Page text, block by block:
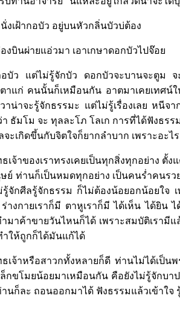
งเฝ้ากอบัว อยู่บนหัวกลิ่นบัวบ่ต้อง
งบินผ่ายแอ่วมา เอาเกษาดอกบัวไปจ๊อย
บัว แต่ไม่รู้จักบัว ดอกบัวจะบานจะตูม จ
าแก่ คนนั้นก็เหมือนกัน อาตมาเคยเทศน์
าน่าจะรู้จักธรรมะ แต่ไม่รู้เรื่องเลย หนีจ
ธัมโม จะ ทุลละโภ โลเก การที่ได้ฟังธร
ะเกิดขึ้นกับจิตใจก็ยากลำบาก เพราะอะไ
เจ้าของเราทรงเคยเป็นทุกสิ่งทุกอย่าง ตั้
ย์ ท่านก็เป็นหมดทุกอย่าง เป็นคนร่ำคนร
รู้จักศีลรู้จักธรรม ก็ไม่ต้องน้อยอกน้อยใจ
ร่างกายเราก็มี ตาหูเราก็มี ได้เห็น ได้ยิน
มาค้าขายวันไหนก็ได้ เพราะสมบัติเรามี
ให้ถูกก็ได้มันแก้ได้
เจ้าหรือสาวกทั้งหลายก็ดี ท่านไม่ได้เป็น
กขโมยน้อยมาเหมือนกัน คือยังไม่รู้จักบ
านก็ละ ถอนออกมาได้ ฟังธรรมแล้วเข้าใจ